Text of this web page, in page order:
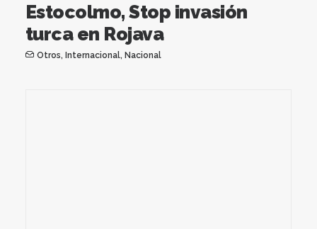
Estocolmo, Stop invasión
turca en Rojava
Otros, Internacional, Nacional